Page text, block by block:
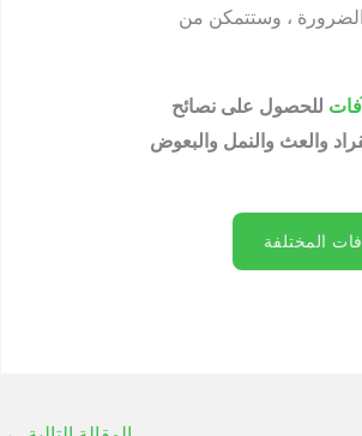
، وستتمكن من
للحصول على نصائح
والعث والنمل والبعوض
المختلفة